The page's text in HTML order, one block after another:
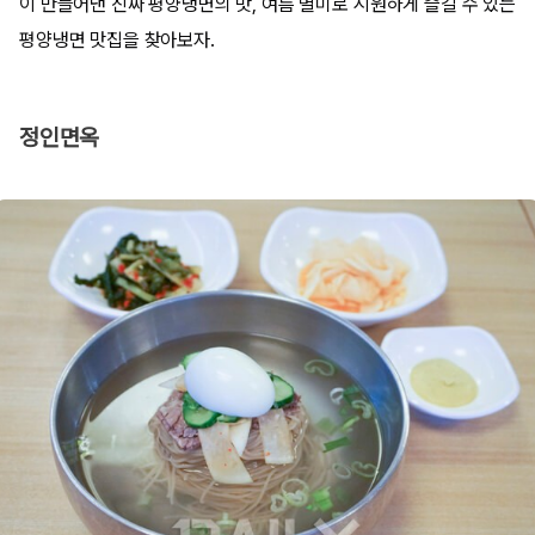
평양냉면 맛집을 찾아보자.
정인면옥